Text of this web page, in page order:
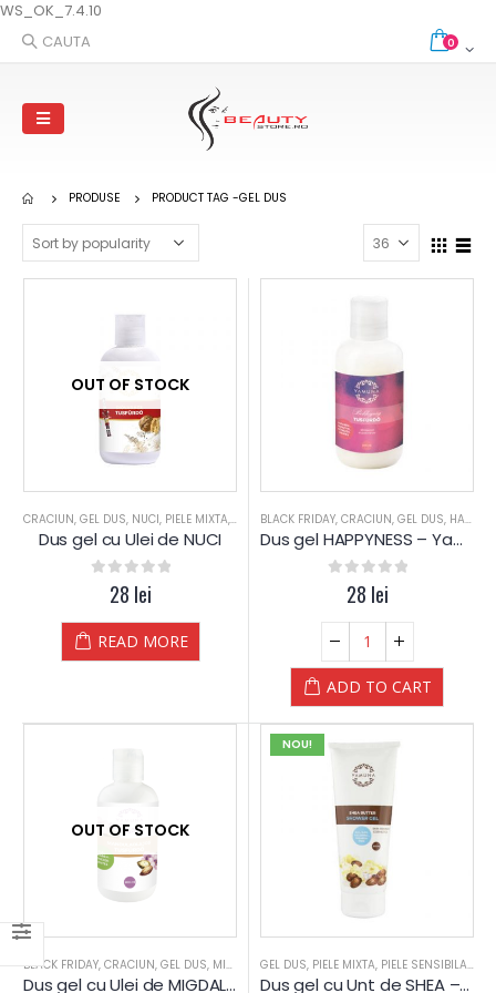
WS_OK_7.4.10
CAUTA
0
PRODUSE PRODUCT TAG -GEL DUS
OUT OF STOCK
CRACIUN, GEL DUS, NUCI, PIELE MIXTA, PIELE SENSIBILA,PIELE USCATA,SPA,TEN
Dus gel cu Ulei de NUCI
out of 5
28 lei
READ MORE
BLACK FRIDAY, CRACIUN, GEL DUS, HAPPYNESS
Dus gel HAPPYNESS – Yamuna
out of 5
28 lei
ADD TO CART
OUT OF STOCK
BLACK FRIDAY, CRACIUN, GEL DUS, MIGDALE ,PIELE MIXTA,PIELE SENSIBILA,PIELE
Dus gel cu Ulei de MIGDALE – Yamuna
NOU!
GEL DUS, PIELE MIXTA, PIELE SENSIBILA,
Dus gel cu Unt de SHEA – Yamuna – NOU